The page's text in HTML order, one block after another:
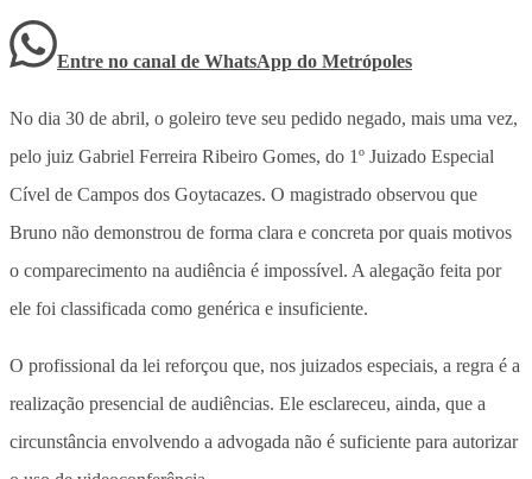
Entre no canal de WhatsApp do Metrópoles
No dia 30 de abril, o goleiro teve seu pedido negado, mais uma vez,
pelo juiz Gabriel Ferreira Ribeiro Gomes, do 1º Juizado Especial
Cível de Campos dos Goytacazes. O magistrado observou que
Bruno não demonstrou de forma clara e concreta por quais motivos
o comparecimento na audiência é impossível. A alegação feita por
ele foi classificada como genérica e insuficiente.
O profissional da lei reforçou que, nos juizados especiais, a regra é a
realização presencial de audiências. Ele esclareceu, ainda, que a
circunstância envolvendo a advogada não é suficiente para autorizar